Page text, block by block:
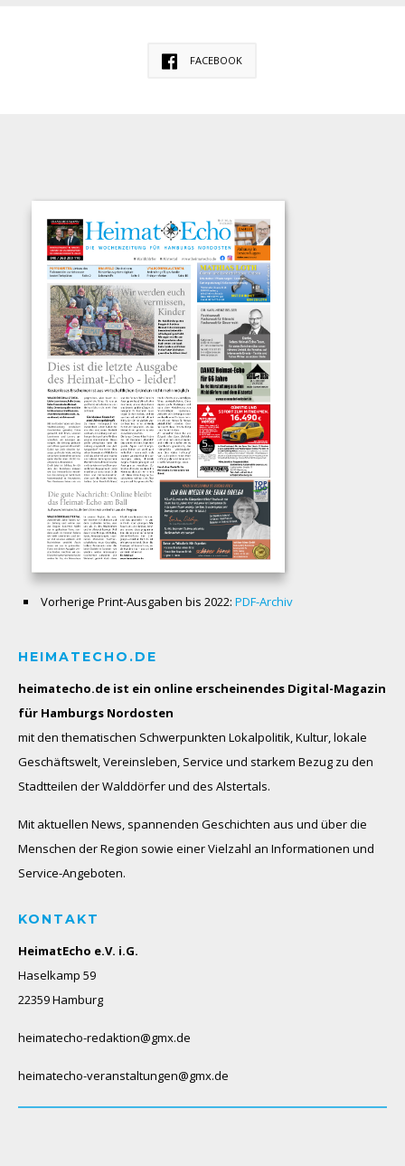
FACEBOOK
Vorherige Print-Ausgaben bis 2022: PDF-Archiv
HEIMATECHO.DE
heimatecho.de ist ein online erscheinendes Digital-Magazin
für Hamburgs Nordosten
mit den thematischen Schwerpunkten Lokalpolitik, Kultur, lokale
Geschäftswelt, Vereinsleben, Service und starkem Bezug zu den
Stadtteilen der Walddörfer und des Alstertals.
Mit aktuellen News, spannenden Geschichten aus und über die
Menschen der Region sowie einer Vielzahl an Informationen und
Service-Angeboten.
KONTAKT
HeimatEcho e.V. i.G.
Haselkamp 59
22359 Hamburg
heimatecho-redaktion@gmx.de
heimatecho-veranstaltungen@gmx.de